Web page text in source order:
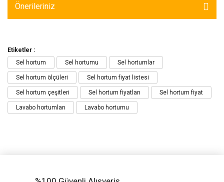
Önerileriniz
Etiketler :
Sel hortum
Sel hortumu Sel hortumlar
Sel hortum ölçüleri Sel hortum fiyat listesi
Sel hortum çeşitleri Sel hortum fiyatları Sel hortum fiyat
Lavabo hortumları Lavabo hortumu